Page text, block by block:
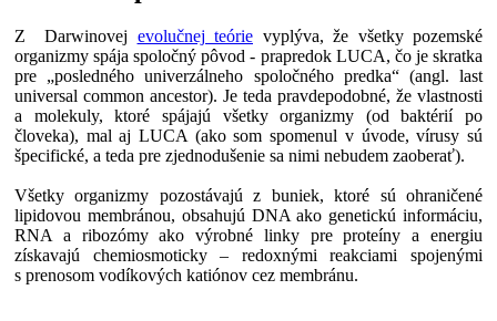
Z Darwinovej evolučnej teórie vyplýva, že všetky pozemské
organizmy spája spoločný pôvod - prapredok LUCA, čo je skratka
pre „posledného univerzálneho spoločného predka“ (angl. last
universal common ancestor). Je teda pravdepodobné, že vlastnosti
a molekuly, ktoré spájajú všetky organizmy (od baktérií po
človeka), mal aj LUCA (ako som spomenul v úvode, vírusy sú
špecifické, a teda pre zjednodušenie sa nimi nebudem zaoberať).
Všetky organizmy pozostávajú z buniek, ktoré sú ohraničené
lipidovou membránou, obsahujú DNA ako genetickú informáciu,
RNA a ribozómy ako výrobné linky pre proteíny a energiu
získavajú chemiosmoticky – redoxnými reakciami spojenými
s prenosom vodíkových katiónov cez membránu.